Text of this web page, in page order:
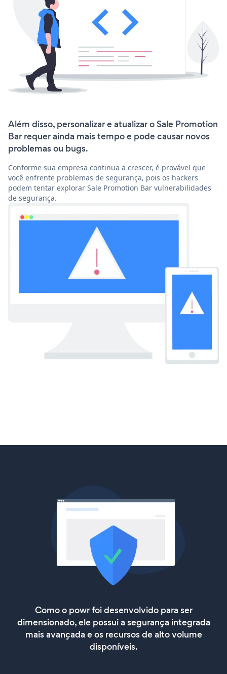
Além disso, personalizar e atualizar o Sale Promotion
Bar requer ainda mais tempo e pode causar novos
problemas ou bugs.
Conforme sua empresa continua a crescer, é provável que
você enfrente problemas de segurança, pois os hackers
podem tentar explorar Sale Promotion Bar vulnerabilidades
de segurança.
Como o powr foi desenvolvido para ser
dimensionado, ele possui a segurança integrada
mais avançada e os recursos de alto volume
disponíveis.